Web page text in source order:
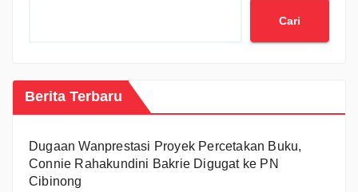
Cari
Berita Terbaru
Dugaan Wanprestasi Proyek Percetakan Buku,
Connie Rahakundini Bakrie Digugat ke PN
Cibinong